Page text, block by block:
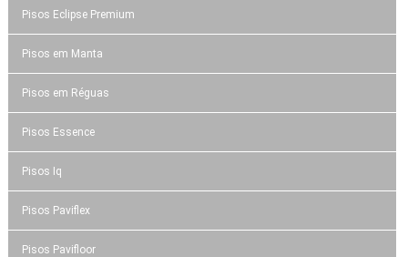
Pisos Eclipse Premium
Pisos em Manta
Pisos em Réguas
Pisos Essence
Pisos Iq
Pisos Paviflex
Pisos Pavifloor